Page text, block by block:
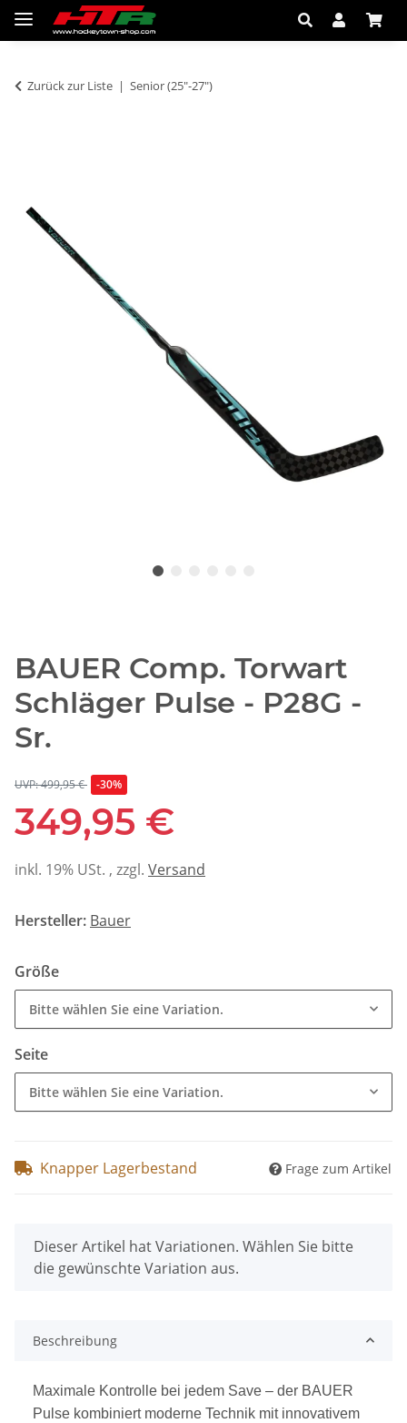
Zurück zur Liste Senior (25"-27")
BAUER Comp. Torwart
Schläger Pulse - P28G -
Sr.
UVP: 499,95 € -30%
349,95 €
inkl. 19% USt. , zzgl. Versand
Hersteller: Bauer
Größe
Bitte wählen Sie eine Variation.
Seite
Bitte wählen Sie eine Variation.
Knapper Lagerbestand Frage zum Artikel
x
Dieser Artikel hat Variationen. Wählen Sie bitte
die gewünschte Variation aus.
Beschreibung
Maximale Kontrolle bei jedem Save – der BAUER
Pulse kombiniert moderne Technik mit innovativem